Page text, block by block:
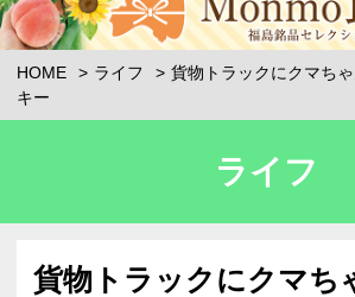
HOME ライフ
貨物トラックにクマち
キー
ライフ
貨物トラックにクマち